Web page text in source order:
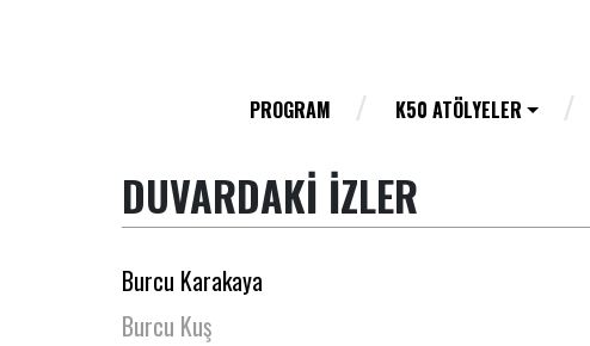
PROGRAM K50 ATÖLYELER
DUVARDAKİ İZLER
Burcu Halaçoğlu
Burcu Karaca
Burcu Karakaya
Burcu Kuş